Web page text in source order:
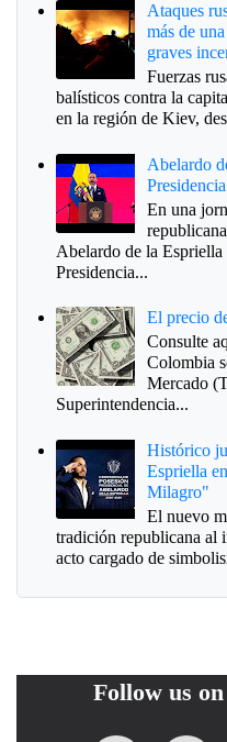
Ataques
más de
graves
Fuerzas
balísticos contra la
en la región de Kiev,
Abelardo
En una
Abelardo de la
Presidencia...
El precio
Consulte
Colombia
Mercado
Superintendencia...
Histórico
Espriella
Milagro"
El nuevo
tradición republicana al
acto cargado de
Follow us